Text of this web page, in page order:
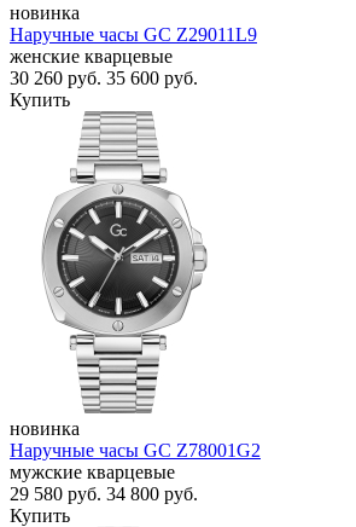
новинка
Наручные часы GC Z29011L9
женские кварцевые
30 260 руб. 35 600 руб.
Купить
новинка
Наручные часы GC Z78001G2
мужские кварцевые
29 580 руб. 34 800 руб.
Купить